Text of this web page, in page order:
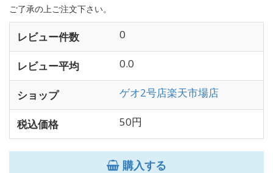
ご了承の上ご注文下さい。
レビュー件数 0
レビュー平均 0.0
ショップ ゲオ2号店楽天市場店
税込価格 50円
購入する